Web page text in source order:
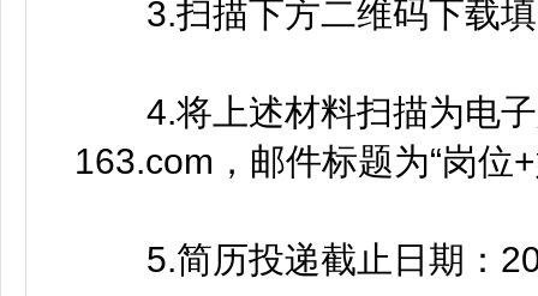
3.扫描下方二维码下载填
4.将上述材料扫描为电子
163.com，邮件标题为“岗位
5.简历投递截止日期：